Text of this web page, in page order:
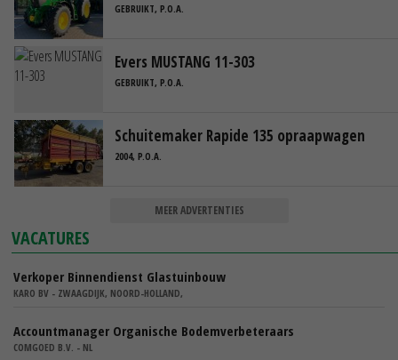
GEBRUIKT, P.O.A.
Evers MUSTANG 11-303
GEBRUIKT, P.O.A.
Schuitemaker Rapide 135 opraapwagen
2004, P.O.A.
MEER ADVERTENTIES
VACATURES
Verkoper Binnendienst Glastuinbouw
KARO BV - ZWAAGDIJK, NOORD-HOLLAND,
Accountmanager Organische Bodemverbeteraars
COMGOED B.V. - NL